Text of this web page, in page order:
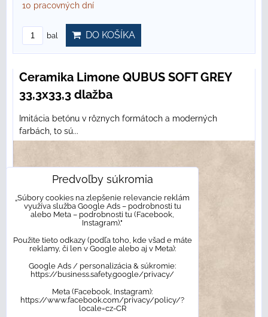
10 pracovných dní
bal DO KOŠÍKA
Ceramika Limone QUBUS SOFT GREY
33,3x33,3 dlažba
Imitácia betónu v rôznych formátoch a moderných
farbách, to sú...
Predvoľby súkromia
„Súbory cookies na zlepšenie relevancie reklám
využíva služba Google Ads – podrobnosti tu
alebo Meta – podrobnosti tu (Facebook,
Instagram)."
Použite tieto odkazy (podľa toho, kde všad e máte
reklamy, či len v Google alebo aj v Meta):
Google Ads / personalizácia & súkromie:
https://business.safety.google/privacy/
Meta (Facebook, Instagram):
https://www.facebook.com/privacy/policy/?
locale=cz-CR